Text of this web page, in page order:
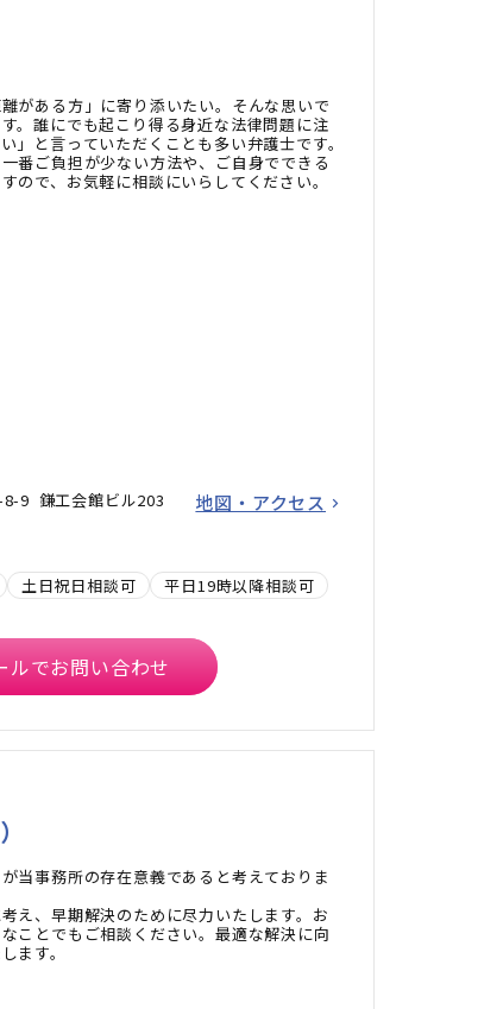
がある方」に寄り添いたい。そんな思いで
。誰にでも起こり得る身近な法律問題に注
」と言っていただくことも多い弁護士です。
番ご負担が少ない方法や、ご自身でできる
ので、お気軽に相談にいらしてください。
9 鎌工会館ビル203 地図・アクセス
土日祝日相談可 平日19時以降相談可
ルでお問い合わせ
当事務所の存在意義であると考えておりま
え、早期解決のために尽力いたします。お
ことでもご相談ください。最適な解決に向
ます。